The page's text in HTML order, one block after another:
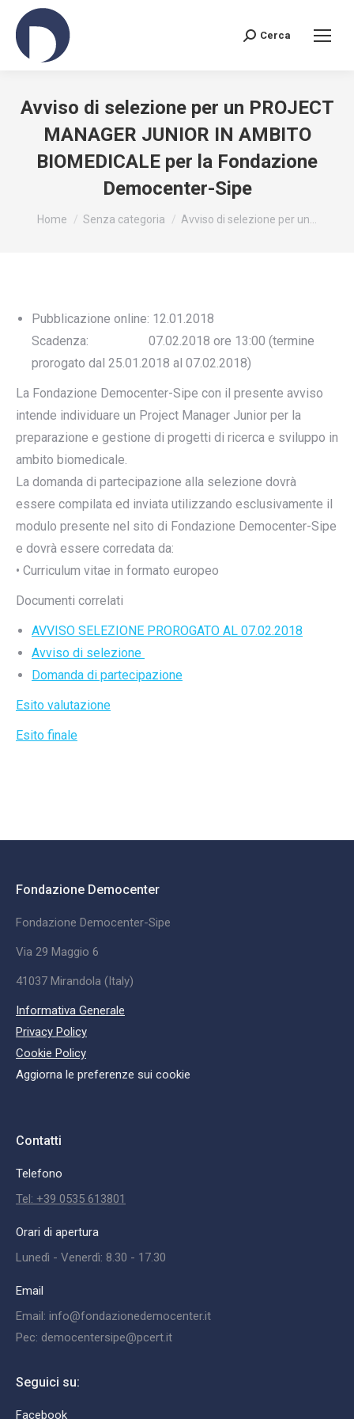
Search:
Cerca
Avviso di selezione per un PROJECT
MANAGER JUNIOR IN AMBITO
BIOMEDICALE per la Fondazione
Democenter-Sipe
You are here:
Home Senza categoria Avviso di selezione per un…
Pubblicazione online: 12.01.2018
Scadenza: 07.02.2018 ore 13:00 (termine
prorogato dal 25.01.2018 al 07.02.2018)
La Fondazione Democenter-Sipe con il presente avviso
intende individuare un Project Manager Junior per la
preparazione e gestione di progetti di ricerca e sviluppo in
ambito biomedicale.
La domanda di partecipazione alla selezione dovrà
essere compilata ed inviata utilizzando esclusivamente il
modulo presente nel sito di Fondazione Democenter-Sipe
e dovrà essere corredata da:
• Curriculum vitae in formato europeo
Documenti correlati
AVVISO SELEZIONE PROROGATO AL 07.02.2018
Avviso di selezione
Domanda di partecipazione
Esito valutazione
Esito finale
Fondazione Democenter
Fondazione Democenter-Sipe
Via 29 Maggio 6
41037 Mirandola (Italy)
Informativa Generale
Privacy Policy
Cookie Policy
Aggiorna le preferenze sui cookie
Contatti
Telefono
Tel: +39 0535 613801
Orari di apertura
Lunedì - Venerdì: 8.30 - 17.30
Email
Email: info@fondazionedemocenter.it
Pec: democentersipe@pcert.it
Seguici su:
Facebook